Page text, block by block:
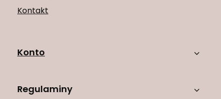
Kontakt
Konto
Regulaminy